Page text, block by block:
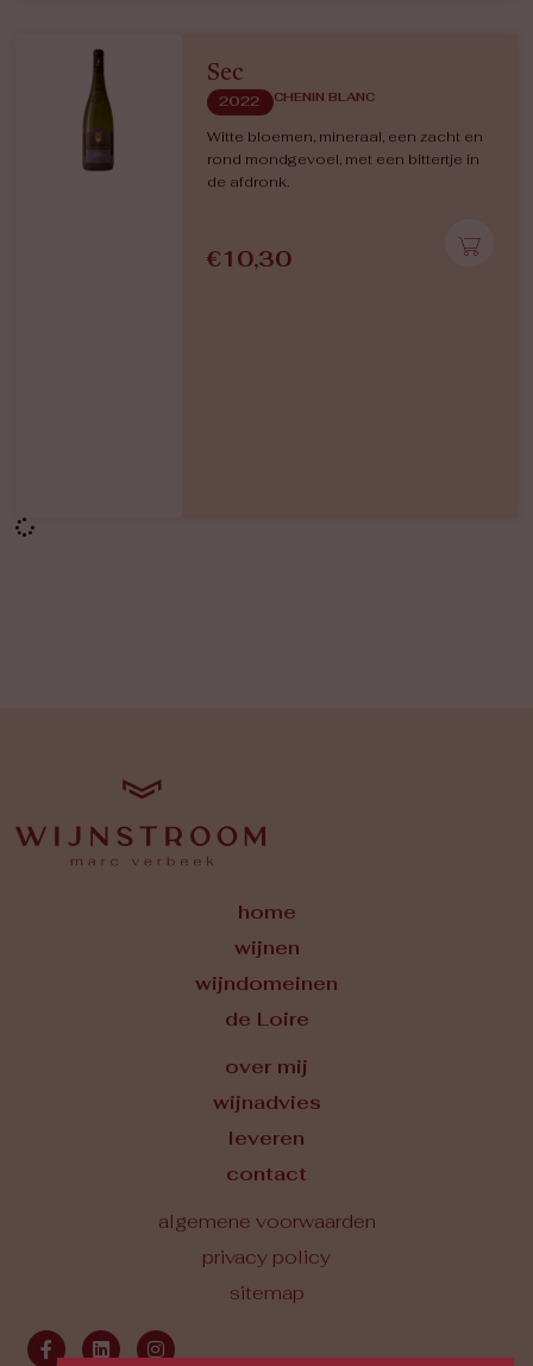
Sec
2022 CHENIN BLANC
Witte bloemen, mineraal, een zacht en
rond mondgevoel, met een bittertje in
de afdronk.
€10,30
home
wijnen
wijndomeinen
de Loire
over mij
wijnadvies
leveren
contact
algemene voorwaarden
privacy policy
sitemap